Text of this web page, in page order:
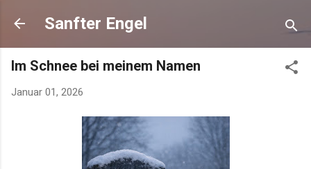
Direkt zum Hauptbereich
Sanfter Engel
Im Schnee bei meinem Namen
Januar 01, 2026